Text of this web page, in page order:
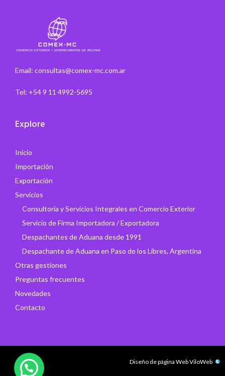
Email: consultas@comex-mc.com.ar
Tel: +54 9 11 4992-5695
Explore
Inicio
Importación
Exportación
Servicios
Consultoría y Servicios Integrales en Comercio Exterior
Servicio de Firma Importadora / Exportadora
Despachantes de Aduana desde 1991
Despachante de Aduana en Paso de los Libres, Argentina
Otras gestiones
Preguntas frecuentes
Novedades
Contacto
Diseño de página WebViloWeb